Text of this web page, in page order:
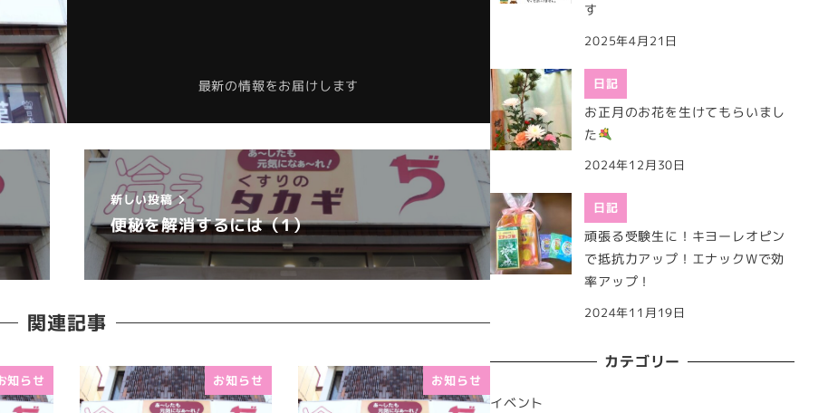
最新の情報をお届けします
新しい投稿
便秘を解消するには（1）
関連記事
知らせ お知らせ お知らせ
す
2025年4月21日
日記
お正月のお花を生けてもらいまし
た
2024年12月30日
日記
頑張る受験生に！キヨーレオピン
で抵抗力アップ！エナックWで効
率アップ！
2024年11月19日
カテゴリー
イベント